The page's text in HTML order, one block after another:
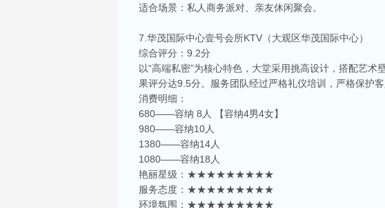
适合场景：私人商务派对、亲友休闲聚会。
7.华茂国际中心壹号会所KTV（大观区华茂国际中心）
综合评分：9.2分
以“高端私密”为核心特色，大堂采用挑高设计，搭配艺
果评分达9.5分。服务团队经过严格礼仪培训，严格保护
消费明细：
680——容纳 8人 【容纳4男4女】
980——容纳10人
1380——容纳14人
1080——容纳18人
艳丽星级：★★★★★★★★★
服务态度：★★★★★★★★★
环境氛围：★★★★★★★★★